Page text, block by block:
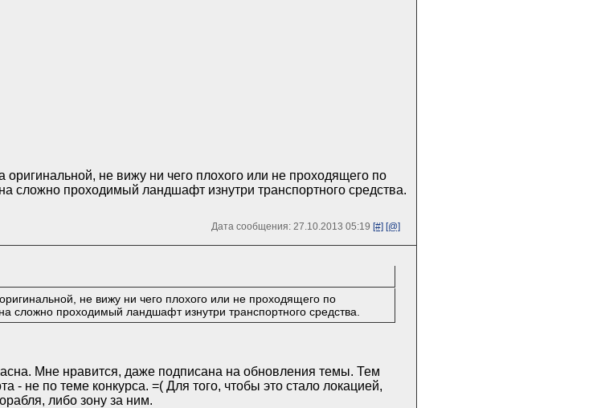
оригинальной, не вижу ни чего плохого или не проходящего по
сложно проходимый ландшафт изнутри транспортного средства.
Дата сообщения: 27.10.2013 05:19 [#] [@]
не вижу ни чего плохого или не проходящего по
сложно проходимый ландшафт изнутри транспортного средства.
Мне нравится, даже подписана на обновления темы. Тем
- не по теме конкурса. =( Для того, чтобы это стало локацией,
либо зону за ним.